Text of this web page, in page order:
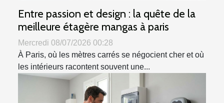
Entre passion et design : la quête de la
meilleure étagère mangas à paris
Mercredi 08/07/2026 00:28
À Paris, où les mètres carrés se négocient cher et où
les intérieurs racontent souvent une...